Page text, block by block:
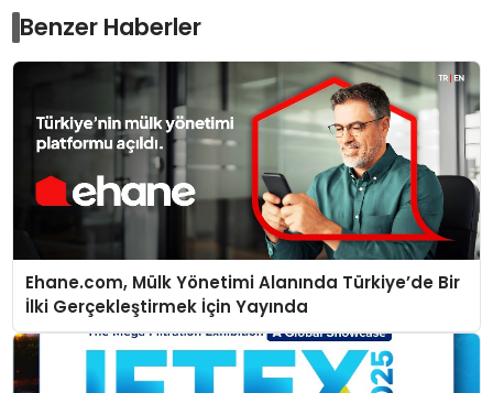
Benzer Haberler
Ehane.com, Mülk Yönetimi Alanında Türkiye’de Bir
İlki Gerçekleştirmek İçin Yayında